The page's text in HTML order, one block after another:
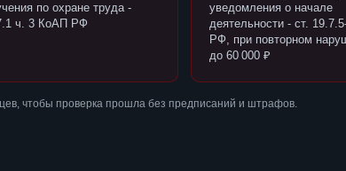
по охране труда -
ч. 3 КоАП РФ
уведомления о начале
деятельности - ст.
РФ, при повторном
до 60 000 ₽
чтобы проверка прошла без предписаний и штрафов.